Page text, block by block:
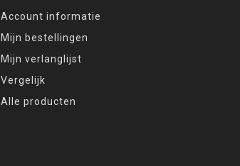
Account informatie
Mijn bestellingen
Mijn verlanglijst
Vergelijk
Alle producten